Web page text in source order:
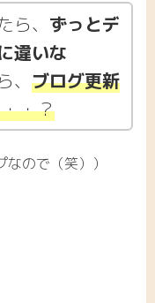
、 ずっとデ
違いな
ブログ更新
・？
ので（笑））